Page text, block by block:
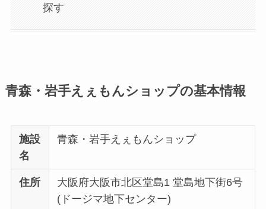
探す
青森・岩手えぇもんショップの基本情報
施設
名
青森・岩手えぇもんショップ
住所
大阪府大阪市北区堂島1 堂島地下街6号
(ドージマ地下センター)